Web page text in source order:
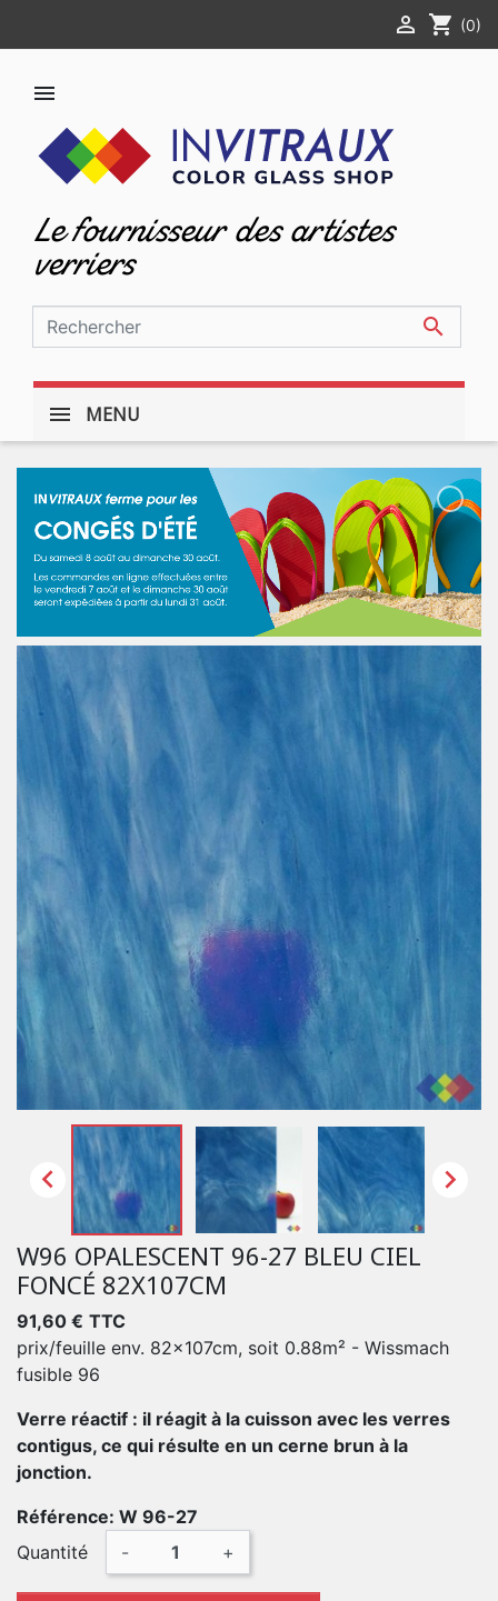
 shopping_cart (0)

Le fournisseur des artistes
verriers

MENU
 
W96 OPALESCENT 96-27 BLEU CIEL
FONCÉ 82X107CM
91,60 € TTC
prix/feuille env. 82x107cm, soit 0.88m² - Wissmach
fusible 96
Verre réactif : il réagit à la cuisson avec les verres
contigus, ce qui résulte en un cerne brun à la
jonction.
Référence: W 96-27
Quantité
- +